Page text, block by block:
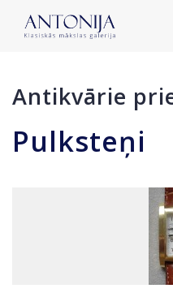
Antikvārie
Pulksteņi